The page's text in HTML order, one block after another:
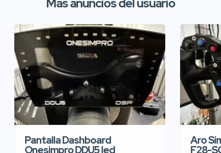
Más anuncios del usuario
Pantalla Dashboard
Onesimpro DDU5 led
Aro
F28-